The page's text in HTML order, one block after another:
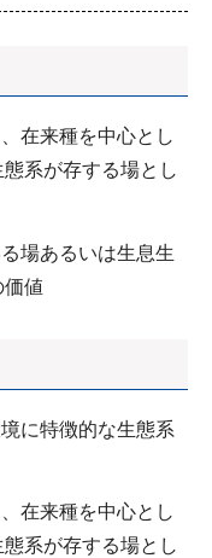
在来種を中心とし
系が存する場とし
場あるいは生息生
値
に特徴的な生態系
在来種を中心とし
系が存する場とし